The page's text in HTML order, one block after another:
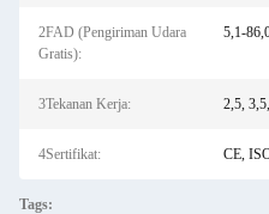
2FAD (Pengiriman Udara
Gratis):
5,1-
3Tekanan Kerja: 2,5,
4Sertifikat: CE,
Tags: